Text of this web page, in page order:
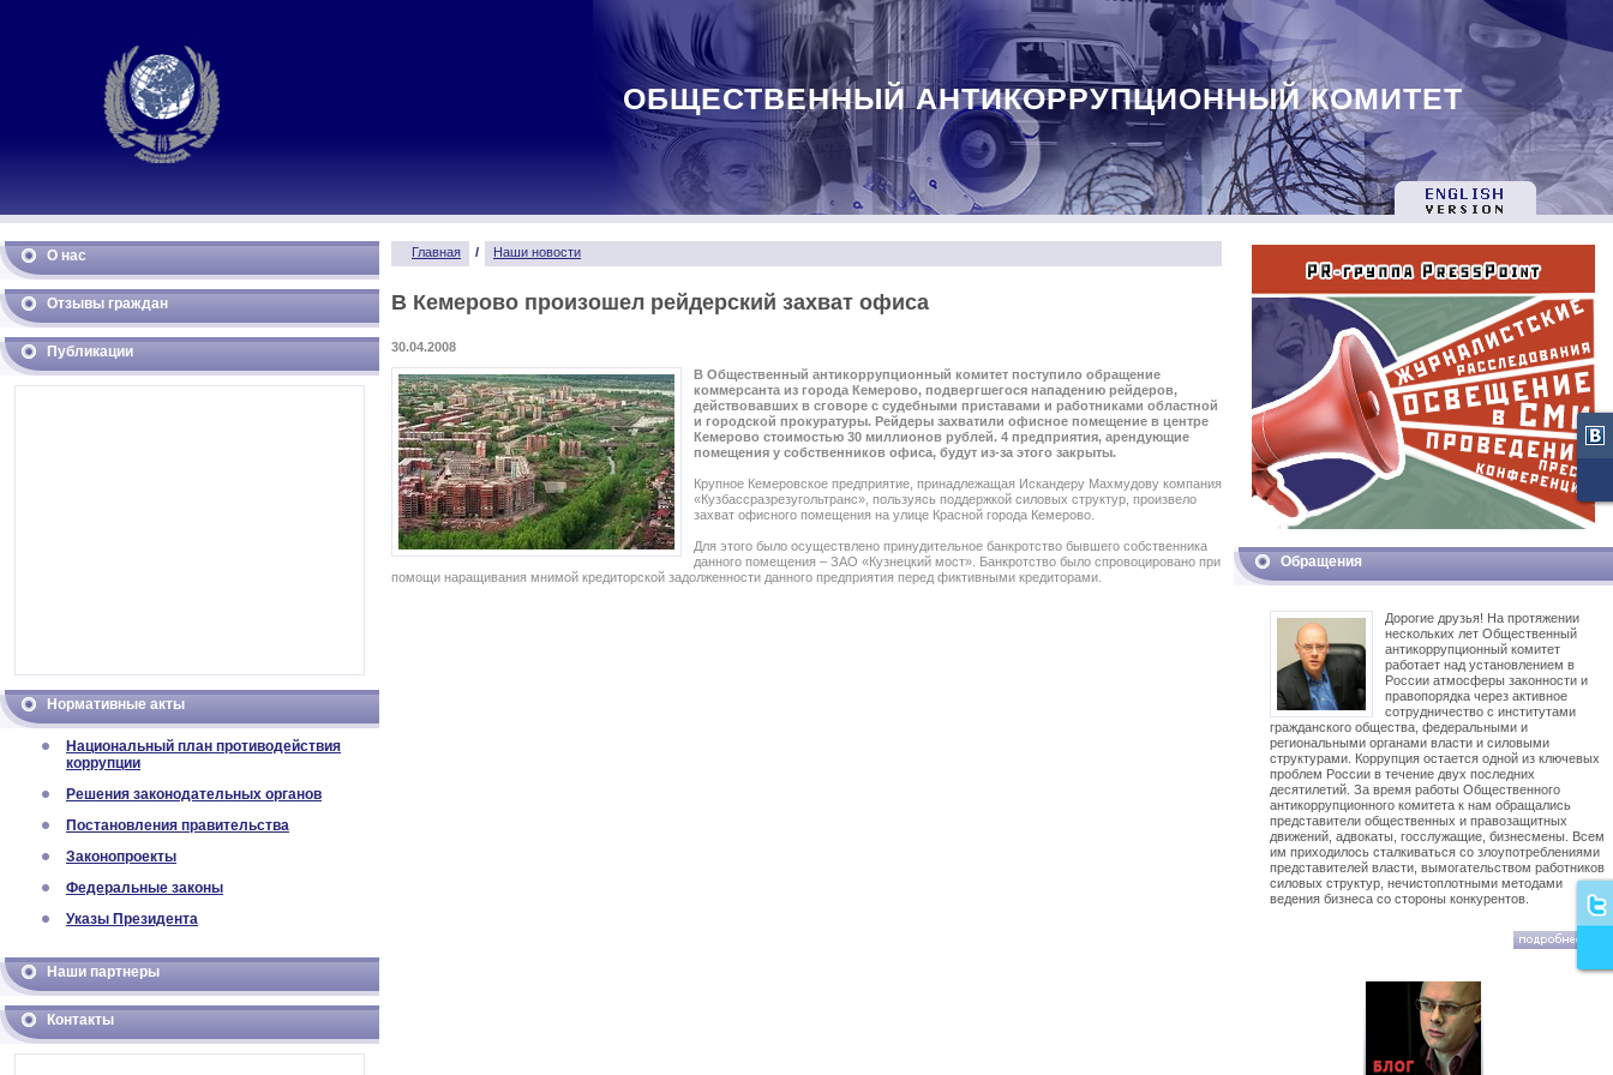
ОБЩЕСТВЕННЫЙ АНТИКОРРУПЦИОННЫЙ КОМИТЕТ
О нас
Отзывы граждан
Публикации
Нормативные акты
Национальный план противодействия
коррупции
Решения законодательных органов
Постановления правительства
Законопроекты
Федеральные законы
Указы Президента
Наши партнеры
Контакты
Главная / Наши новости
В Кемерово произошел рейдерский захват офиса
30.04.2008
В Общественный антикоррупционный комитет поступило обращение
коммерсанта из города Кемерово, подвергшегося нападению рейдеров,
действовавших в сговоре с судебными приставами и работниками областной
и городской прокуратуры. Рейдеры захватили офисное помещение в центре
Кемерово стоимостью 30 миллионов рублей. 4 предприятия, арендующие
помещения у собственников офиса, будут из-за этого закрыты.
Крупное Кемеровское предприятие, принадлежащая Искандеру Махмудову компания
«Кузбассразрезугольтранс», пользуясь поддержкой силовых структур, произвело
захват офисного помещения на улице Красной города Кемерово.
Для этого было осуществлено принудительное банкротство бывшего собственника
данного помещения – ЗАО «Кузнецкий мост». Банкротство было спровоцировано при
помощи наращивания мнимой кредиторской задолженности данного предприятия перед фиктивными кредиторами.
Обращения
Дорогие друзья! На протяжении
нескольких лет Общественный
антикоррупционный комитет
работает над установлением в
России атмосферы законности и
правопорядка через активное
сотрудничество с институтами
гражданского общества, федеральными и
региональными органами власти и силовыми
структурами. Коррупция остается одной из ключевых
проблем России в течение двух последних
десятилетий. За время работы Общественного
антикоррупционного комитета к нам обращались
представители общественных и правозащитных
движений, адвокаты, госслужащие, бизнесмены. Всем
им приходилось сталкиваться со злоупотреблениями
представителей власти, вымогательством работников
силовых структур, нечистоплотными методами
ведения бизнеса со стороны конкурентов.